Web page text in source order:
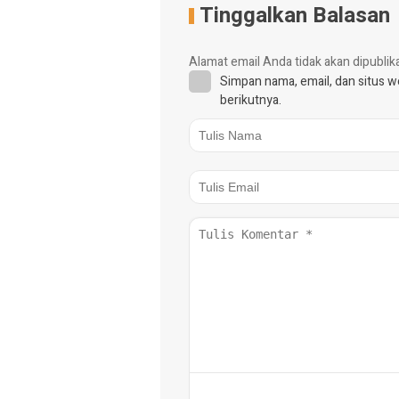
Tinggalkan Balasan
Alamat email Anda tidak akan
Simpan nama, email, dan situs
berikutnya.